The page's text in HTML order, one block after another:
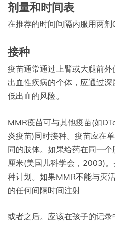
剂量和时间表
在推荐的时间间隔内服用两剂
接种
疫苗通常通过上臂或大腿前
出血性疾病的个体，应通过
低出血的风险。
MMR疫苗可与其他疫苗(如
炎疫苗)同时接种。疫苗应在
同的肢体。如果给药在同一
厘米(美国儿科学会，2003)
种计划。如果MMR不能与灭
的任何间隔时间注射
或者之后。应该在孩子的记录